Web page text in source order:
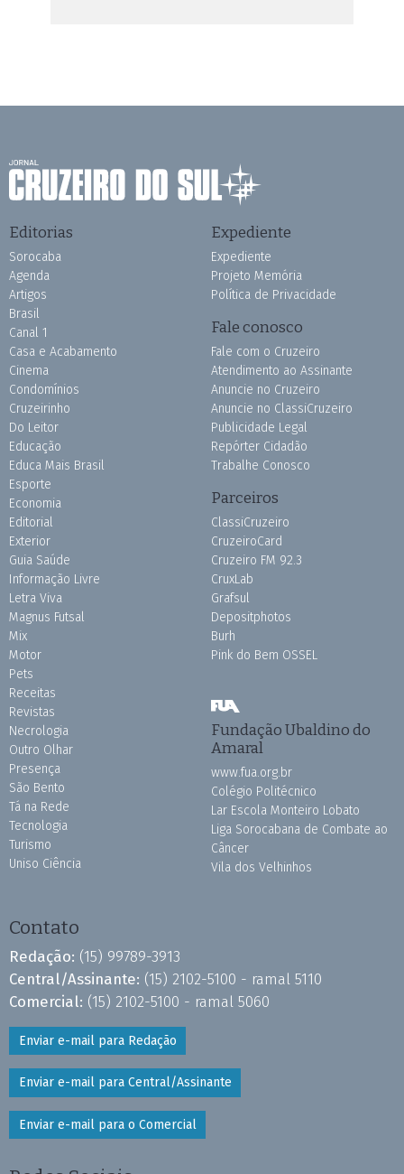
Editorias
Sorocaba
Agenda
Artigos
Brasil
Canal 1
Casa e Acabamento
Cinema
Condomínios
Cruzeirinho
Do Leitor
Educação
Educa Mais Brasil
Esporte
Economia
Editorial
Exterior
Guia Saúde
Informação Livre
Letra Viva
Magnus Futsal
Mix
Motor
Pets
Receitas
Revistas
Necrologia
Outro Olhar
Presença
São Bento
Tá na Rede
Tecnologia
Turismo
Uniso Ciência
Expediente
Expediente
Projeto Memória
Política de Privacidade
Fale conosco
Fale com o Cruzeiro
Atendimento ao Assinante
Anuncie no Cruzeiro
Anuncie no ClassiCruzeiro
Publicidade Legal
Repórter Cidadão
Trabalhe Conosco
Parceiros
ClassiCruzeiro
CruzeiroCard
Cruzeiro FM 92.3
CruxLab
Grafsul
Depositphotos
Burh
Pink do Bem OSSEL
Fundação Ubaldino do
Amaral
www.fua.org.br
Colégio Politécnico
Lar Escola Monteiro Lobato
Liga Sorocabana de Combate ao
Câncer
Vila dos Velhinhos
Contato
Redação: (15) 99789-3913
Central/Assinante: (15) 2102-5100 - ramal 5110
Comercial: (15) 2102-5100 - ramal 5060
Enviar e-mail para Redação
Enviar e-mail para Central/Assinante
Enviar e-mail para o Comercial